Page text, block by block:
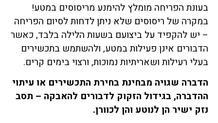
בעונת הפריחה מומלץ להימנע מריסוסים במטע!
במקרה של ריסוסים שלא ניתן לדחות לסיום הפריחה
– יש להקפיד על ביצועם בשעות הלילה בלבד, כאשר
הדבורים אינן פעילות במטע, ולהשתמש בתכשירים
בעלי רעילות ושאריתיות נמוכות, ורצוי בימים קרים.
הדברה שגויה מבחינת בחירת התכשירים או עיתוי
ההדברה, בגידול הזקוק לדבורים להאבקה – תסב
נזק ישיר הן לנוטע והן לכוורן.